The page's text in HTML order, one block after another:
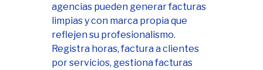
agencias pueden generar facturas
limpias y con marca propia que
reflejen su profesionalismo.
Registra horas, factura a clientes
por servicios, gestiona facturas